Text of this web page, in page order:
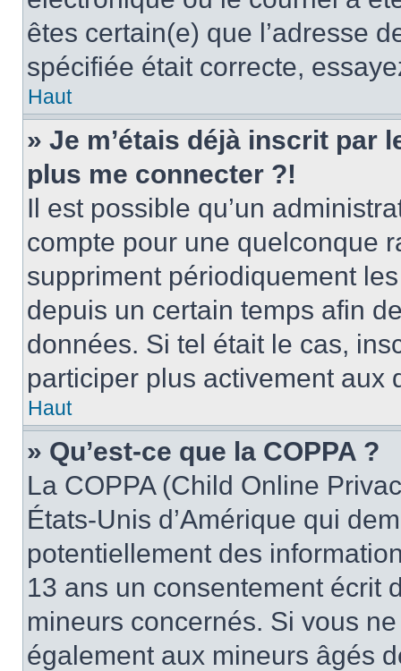
êtes certain(e) que l’adresse
spécifiée était correcte,
Haut
» Je m’étais déjà inscrit par
plus me connecter ?!
Il est possible qu’un
compte pour une quelconque
suppriment périodiquement
depuis un certain temps afin
données. Si tel était le cas,
participer plus activement aux
Haut
» Qu’est-ce que la COPPA ?
La COPPA (Child Online
États-Unis d’Amérique qui
potentiellement des
13 ans un consentement écrit
mineurs concernés. Si vous
également aux mineurs âgés